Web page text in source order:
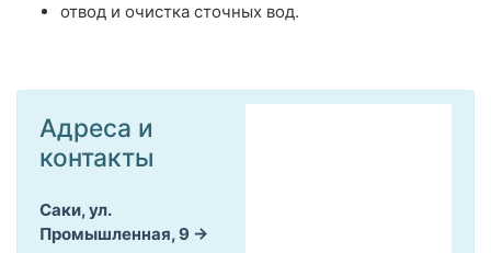
отвод и очистка сточных вод.
Адреса и
контакты
Саки, ул.
Промышленная, 9